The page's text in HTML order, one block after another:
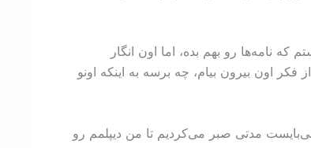
نامه‌ها رو بهم بده، اما اون انگار
اون بیرون بیام، چه برسه به اینکه اونو
مدتی صبر می‌کردیم تا من دیپلمم رو